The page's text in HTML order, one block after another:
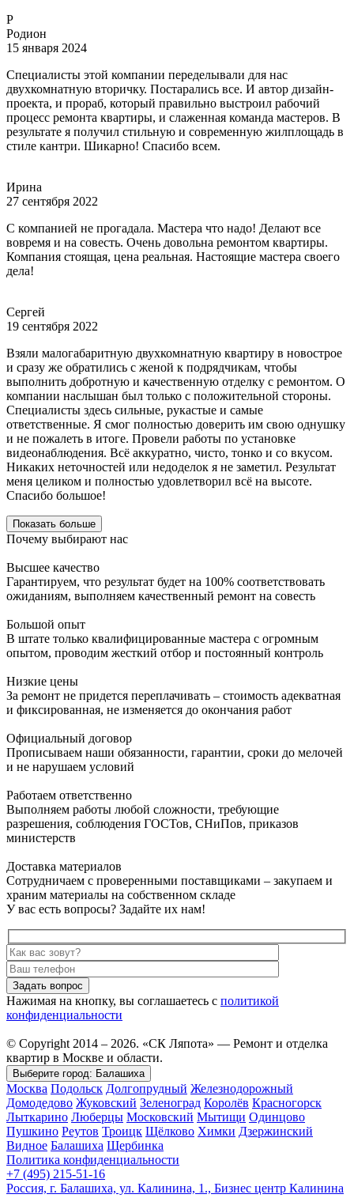
Р
Родион
15 января 2024
Специалисты этой компании переделывали для нас
двухкомнатную вторичку. Постарались все. И автор дизайн-
проекта, и прораб, который правильно выстроил рабочий
процесс ремонта квартиры, и слаженная команда мастеров. В
результате я получил стильную и современную жилплощадь в
стиле кантри. Шикарно! Спасибо всем.
Ирина
27 сентября 2022
С компанией не прогадала. Мастера что надо! Делают все
вовремя и на совесть. Очень довольна ремонтом квартиры.
Компания стоящая, цена реальная. Настоящие мастера своего
дела!
Сергей
19 сентября 2022
Взяли малогабаритную двухкомнатную квартиру в новострое
и сразу же обратились с женой к подрядчикам, чтобы
выполнить добротную и качественную отделку с ремонтом. О
компании наслышан был только с положительной стороны.
Специалисты здесь сильные, рукастые и самые
ответственные. Я смог полностью доверить им свою однушку
и не пожалеть в итоге. Провели работы по установке
видеонаблюдения. Всё аккуратно, чисто, тонко и со вкусом.
Никаких неточностей или недоделок я не заметил. Результат
меня целиком и полностью удовлетворил всё на высоте.
Спасибо большое!
Показать больше
Почему выбирают нас
Высшее качество
Гарантируем, что результат будет на 100% соответствовать
ожиданиям, выполняем качественный ремонт на совесть
Большой опыт
В штате только квалифицированные мастера с огромным
опытом, проводим жесткий отбор и постоянный контроль
Низкие цены
За ремонт не придется переплачивать – стоимость адекватная
и фиксированная, не изменяется до окончания работ
Официальный договор
Прописываем наши обязанности, гарантии, сроки до мелочей
и не нарушаем условий
Работаем ответственно
Выполняем работы любой сложности, требующие
разрешения, соблюдения ГОСТов, СНиПов, приказов
министерств
Доставка материалов
Сотрудничаем с проверенными поставщиками – закупаем и
храним материалы на собственном складе
У вас есть вопросы? Задайте их нам!
Задать вопрос
Нажимая на кнопку, вы соглашаетесь с политикой
конфиденциальности
© Copyright 2014 – 2026. «СК Ляпота» — Ремонт и отделка
квартир в Москве и области.
Выберите город: Балашиха
Москва Подольск Долгопрудный Железнодорожный
Домодедово Жуковский Зеленоград Королёв Красногорск
Лыткарино Люберцы Московский Мытищи Одинцово
Пушкино Реутов Троицк Щёлково Химки Дзержинский
Видное Балашиха Щербинка
Политика конфиденциальности
+7 (495) 215-51-16
Россия, г. Балашиха, ул. Калинина, 1., Бизнес центр Калинина